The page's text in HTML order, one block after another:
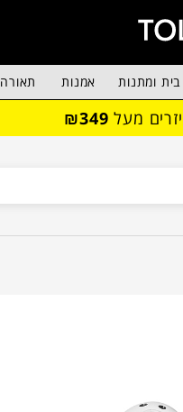
בית ומתנות אמנות תאורה
מעל ₪349